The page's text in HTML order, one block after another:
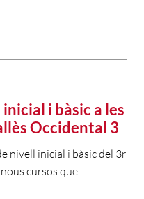
i bàsic a les
Occidental 3
nivell inicial i bàsic del 3r
cursos que